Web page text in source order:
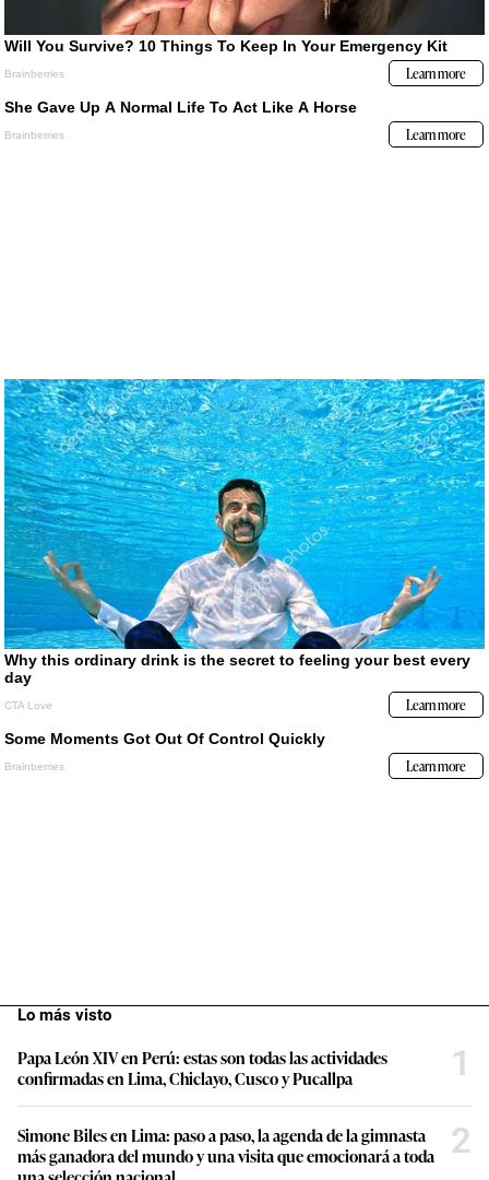
Lo más visto
Papa León XIV en Perú: estas son todas las actividades
confirmadas en Lima, Chiclayo, Cusco y Pucallpa
1
Simone Biles en Lima: paso a paso, la agenda de la gimnasta
más ganadora del mundo y una visita que emocionará a toda
2